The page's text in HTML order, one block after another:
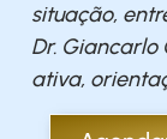
situação,
Dr.
ativa,